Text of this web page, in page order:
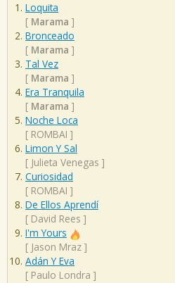
Loquita
[ Marama ]
Bronceado
[ Marama ]
Tal Vez
[ Marama ]
Era Tranquila
[ Marama ]
Noche Loca
[ ROMBAI ]
Limon Y Sal
[ Julieta Venegas ]
Curiosidad
[ ROMBAI ]
De Ellos Aprendí
[ David Rees ]
I'm Yours
[ Jason Mraz ]
Adán Y Eva
[ Paulo Londra ]